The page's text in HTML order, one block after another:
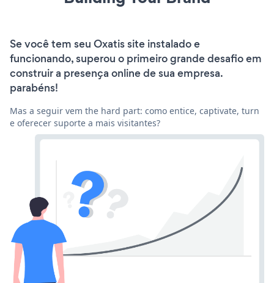
Se você tem seu Oxatis site instalado e
funcionando, superou o primeiro grande desafio em
construir a presença online de sua empresa.
parabéns!
Mas a seguir vem the hard part: como entice, captivate, turn
e oferecer suporte a mais visitantes?